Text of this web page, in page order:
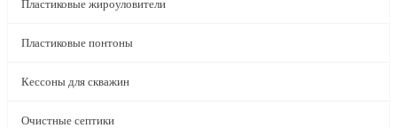
Пластиковые жироуловители
Пластиковые понтоны
Кессоны для скважин
Очистные септики